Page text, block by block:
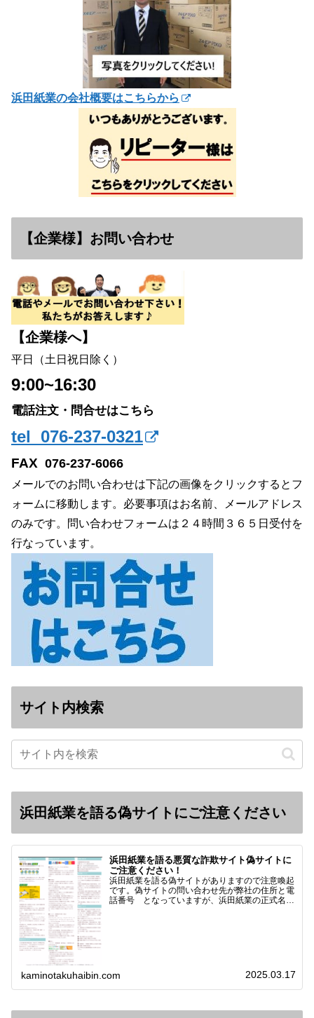
浜田紙業の会社概要はこちらから
【企業様】お問い合わせ
【企業様へ】
平日（土日祝日除く）
9:00~16:30
電話注文・問合せはこちら
tel 076-237-0321
FAX 076-237-6066
メールでのお問い合わせは下記の画像をクリックするとフ
ォームに移動します。必要事項はお名前、メールアドレス
のみです。問い合わせフォームは２４時間３６５日受付を
行なっています。
サイト内検索
浜田紙業を語る偽サイトにご注意ください
浜田紙業を語る悪質な詐欺サイト偽サイトに
ご注意ください！
浜田紙業を語る偽サイトがありますので注意喚起
です。偽サイトの問い合わせ先が弊社の住所と電
話番号 となっていますが、浜田紙業の正式名称
kaminotakuhaibin.com 2025.03.17